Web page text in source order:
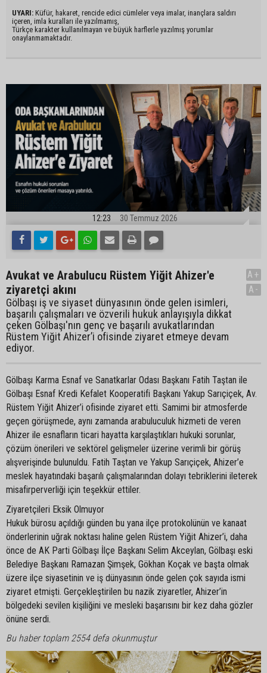
UYARI: Küfür, hakaret, rencide edici cümleler veya imalar, inançlara saldırı
içeren, imla kuralları ile yazılmamış,
Türkçe karakter kullanılmayan ve büyük harflerle yazılmış yorumlar
onaylanmamaktadır.
12:23 30 Temmuz 2026
Avukat ve Arabulucu Rüstem Yiğit Ahizer'e
ziyaretçi akını
Gölbaşı iş ve siyaset dünyasının önde gelen isimleri,
başarılı çalışmaları ve özverili hukuk anlayışıyla dikkat
çeken Gölbaşı'nın genç ve başarılı avukatlarından
Rüstem Yiğit Ahizer’i ofisinde ziyaret etmeye devam
ediyor.
A+
A-
Gölbaşı Karma Esnaf ve Sanatkarlar Odası Başkanı Fatih Taştan ile
Gölbaşı Esnaf Kredi Kefalet Kooperatifi Başkanı Yakup Sarıçiçek, Av.
Rüstem Yiğit Ahizer’i ofisinde ziyaret etti. Samimi bir atmosferde
geçen görüşmede, aynı zamanda arabuluculuk hizmeti de veren
Ahizer ile esnafların ticari hayatta karşılaştıkları hukuki sorunlar,
çözüm önerileri ve sektörel gelişmeler üzerine verimli bir görüş
alışverişinde bulunuldu. Fatih Taştan ve Yakup Sarıçiçek, Ahizer’e
meslek hayatındaki başarılı çalışmalarından dolayı tebriklerini ileterek
misafirperverliği için teşekkür ettiler.
Ziyaretçileri Eksik Olmuyor
Hukuk bürosu açıldığı günden bu yana ilçe protokolünün ve kanaat
önderlerinin uğrak noktası haline gelen Rüstem Yiğit Ahizer’i, daha
önce de AK Parti Gölbaşı İlçe Başkanı Selim Akceylan, Gölbaşı eski
Belediye Başkanı Ramazan Şimşek, Gökhan Koçak ve başta olmak
üzere ilçe siyasetinin ve iş dünyasının önde gelen çok sayıda ismi
ziyaret etmişti. Gerçekleştirilen bu nazik ziyaretler, Ahizer’in
bölgedeki sevilen kişiliğini ve mesleki başarısını bir kez daha gözler
önüne serdi.
Bu haber toplam 2554 defa okunmuştur